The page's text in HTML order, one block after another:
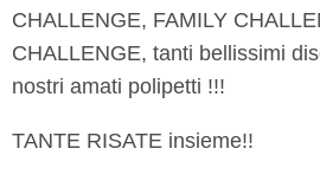
CHALLENGE, FAMILY
CHALLENGE, tanti bellissimi
nostri amati polipetti !!!
TANTE RISATE insieme!!